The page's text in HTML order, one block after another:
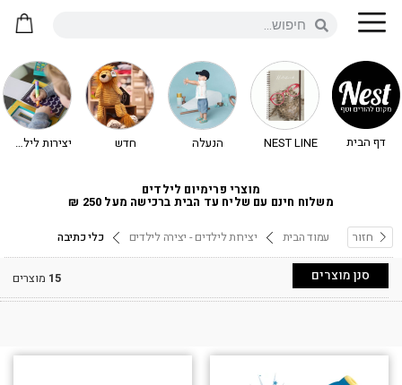
דף הבית NEST LINE הנעלה חדש יצירות לילדים - יצירה לילדים
מוצרי פרימיום לילדים
משלוח חינם עם שליח עד הבית ברכישה מעל 250 ₪
חזור עמוד הבית יצירות לילדים - יצירה לילדים כלי כתיבה
15 מוצרים סנן מוצרים